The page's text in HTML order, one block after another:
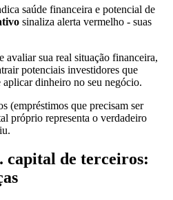
saúde financeira e potencial de
sinaliza alerta vermelho - suas
avaliar sua real situação financeira,
potenciais investidores que
aplicar dinheiro no seu negócio.
(empréstimos que precisam ser
próprio representa o verdadeiro
de terceiros: